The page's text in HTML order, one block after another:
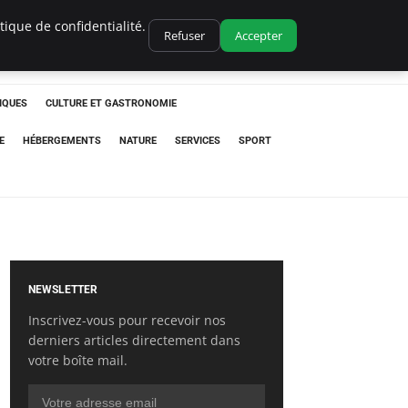
CULTURE ET GASTRONOMIE
HÉBERGEMENTS NATURE SERVICES SPORT
NEWSLETTER
Inscrivez-vous pour recevoir nos
derniers articles directement dans
votre boîte mail.
de confidentialité.
Refuser Accepter